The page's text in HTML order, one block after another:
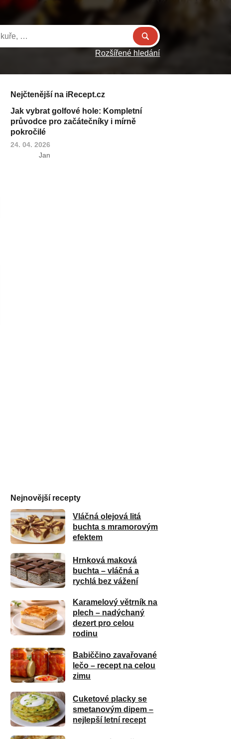
Rozšířené hledání
Nejčtenější na iRecept.cz
Jak vybrat golfové hole: Kompletní
průvodce pro začátečníky i mírně
pokročilé
24. 04. 2026
Jan
Nejnovější recepty
Vláčná olejová litá
buchta s mramorovým
efektem
Hrnková maková
buchta – vláčná a
rychlá bez vážení
Karamelový větrník na
plech – nadýchaný
dezert pro celou
rodinu
Babiččino zavařované
lečo – recept na celou
zimu
Cuketové placky se
smetanovým dipem –
nejlepší letní recept